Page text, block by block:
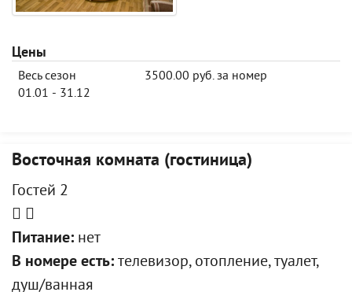
Цены
Весь сезон
01.01 - 31.12
3500.00 руб. за номер
Восточная комната (гостиница)
Гостей 2
Питание: нет
В номере есть: телевизор, отопление, туалет,
душ/ванная